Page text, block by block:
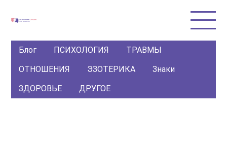
Блог ПСИХОЛОГИЯ
ТРАВМЫ
ОТНОШЕНИЯ
ЭЗОТЕРИКА
Знаки
ЗДОРОВЬЕ
ДРУГОЕ